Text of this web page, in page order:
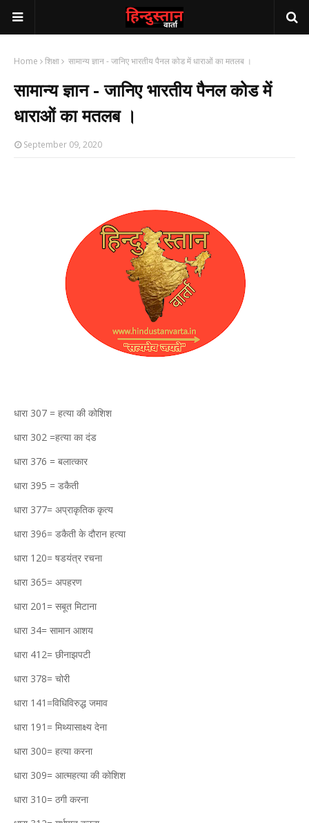
Home शिक्षा सामान्य ज्ञान - जानिए भारतीय पैनल कोड में धाराओं का मतलब ।
सामान्य ज्ञान - जानिए भारतीय पैनल कोड में
धाराओं का मतलब ।
September 09, 2020
धारा 307 = हत्या की कोशिश
धारा 302 =हत्या का दंड
धारा 376 = बलात्कार
धारा 395 = डकैती
धारा 377= अप्राकृतिक कृत्य
धारा 396= डकैती के दौरान हत्या
धारा 120= षडयंत्र रचना
धारा 365= अपहरण
धारा 201= सबूत मिटाना
धारा 34= सामान आशय
धारा 412= छीनाझपटी
धारा 378= चोरी
धारा 141=विधिविरुद्ध जमाव
धारा 191= मिथ्यासाक्ष्य देना
धारा 300= हत्या करना
धारा 309= आत्महत्या की कोशिश
धारा 310= ठगी करना